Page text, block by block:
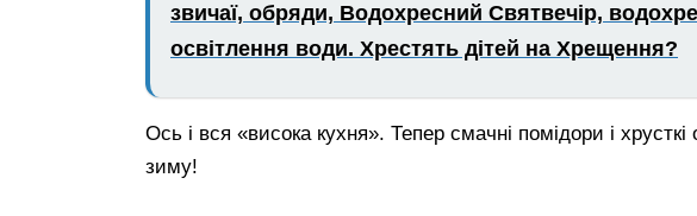
звичаї, обряди, Водохресний Святвечір,
освітлення води. Хрестять дітей на Хрещення?
Ось і вся «висока кухня». Тепер смачні помідори і
зиму!